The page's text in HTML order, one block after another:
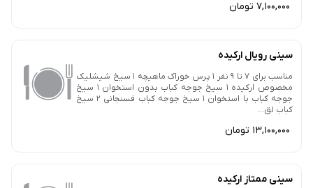
7,100,000 تومان
سینی رویال ارکیده
مناسب برای 7 تا 9 نفر 1 پرس خوراک ماهیچه 1 سیخ شیشلیک
مخصوص ارکیده 1 سیخ جوجه کباب بدون استخوان 1 سیخ
جوجه کباب با استخوان 1 سیخ جوجه کباب فسنجانی 2 سیخ
کباب لق...
13,100,000 تومان
سینی ممتاز ارکیده